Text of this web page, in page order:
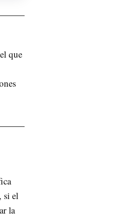
que
si el
la